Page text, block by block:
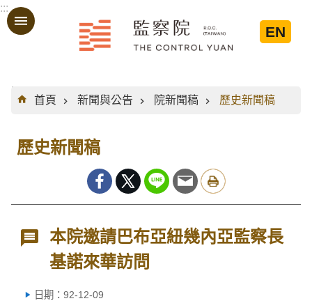
跳到主要內容區塊
:::
EN
:::
首頁
新聞與公告 院新聞稿 歷史新聞稿
歷史新聞稿
本院邀請巴布亞紐幾內亞監察長
基諾來華訪問
日期：92-12-09